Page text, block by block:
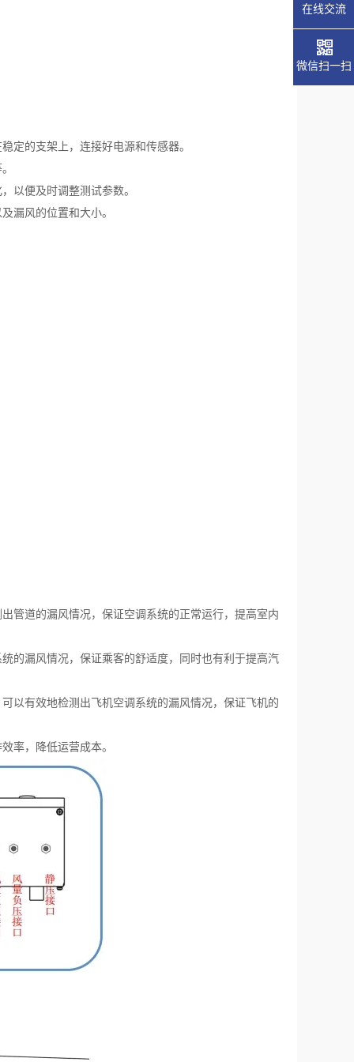
定的支架上，连接好电源和传感器。
以便及时调整测试参数。
漏风的位置和大小。
管道的漏风情况，保证空调系统的正常运行，提高室内
的漏风情况，保证乘客的舒适度，同时也有利于提高汽
以有效地检测出飞机空调系统的漏风情况，保证飞机的
率，降低运营成本。
在线交流
微信扫一扫